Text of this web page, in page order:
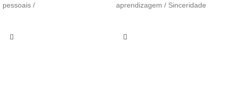
pessoais /
aprendizagem / Sinceridade